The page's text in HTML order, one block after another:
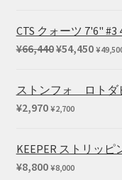
CTS クォーツ 7'6"
¥66,440元
価
で
し
¥54,450現
の
¥
ストンフォ ロトダ
¥2,970 ¥2,700
KEEPER ストリッピ
¥8,800 ¥8,000